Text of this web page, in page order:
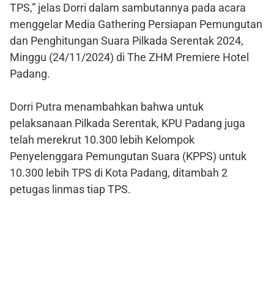
TPS,” jelas Dorri dalam sambutannya pada acara
menggelar Media Gathering Persiapan Pemungutan
dan Penghitungan Suara Pilkada Serentak 2024,
Minggu (24/11/2024) di The ZHM Premiere Hotel
Padang.
Dorri Putra menambahkan bahwa untuk
pelaksanaan Pilkada Serentak, KPU Padang juga
telah merekrut 10.300 lebih Kelompok
Penyelenggara Pemungutan Suara (KPPS) untuk
10.300 lebih TPS di Kota Padang, ditambah 2
petugas linmas tiap TPS.